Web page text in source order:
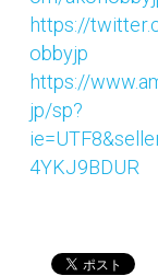
https://
obbyjp
https://
jp/sp?
4YKJ9BDUR